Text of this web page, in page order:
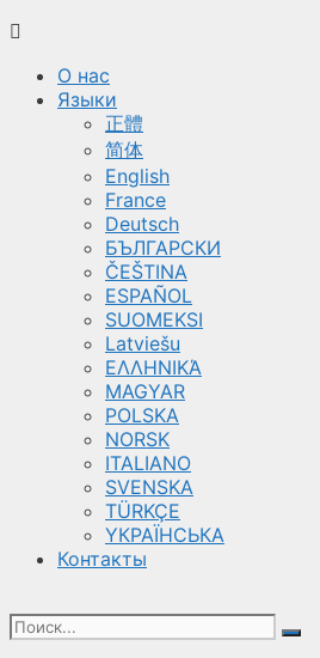
О нас
Языки
正體
简体
English
France
Deutsch
БЪЛГАРСКИ
ČEŠTINA
ESPAÑOL
SUOMEKSI
Latviešu
ΕΛΛΗΝΙΚΆ
MAGYAR
POLSKA
NORSK
ITALIANO
SVENSKA
TÜRKÇE
YКРАЇНСЬКА
Контакты